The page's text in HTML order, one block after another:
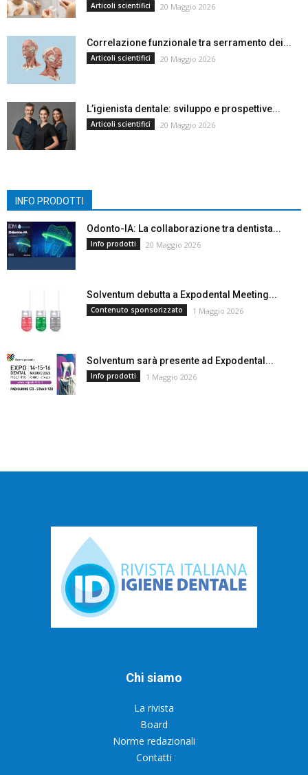
Articoli scientifici 20 Maggio 2026
Correlazione funzionale tra serramento dei...
Articoli scientifici 20 Maggio 2026
L’igienista dentale: sviluppo e prospettive...
Articoli scientifici 20 Maggio 2026
INFO PRODOTTI
Odonto-IA: La collaborazione tra dentista...
Info prodotti 20 Maggio 2026
Solventum debutta a Expodental Meeting...
Contenuto sponsorizzato 1 Maggio 2026
Solventum sarà presente ad Expodental...
Info prodotti 1 Maggio 2026
Chi siamo
La rivista
Board
Norme redazionali
Contatti